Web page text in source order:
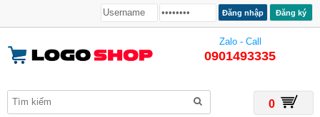
Đăng ký
Zalo - Call
0901493335
0